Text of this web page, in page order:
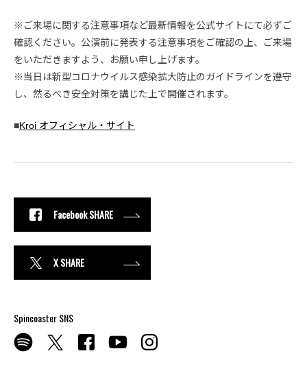
※ご来場に関する注意事項など最新情報を公式サイトにて必ずご
確認ください。公演前に発表する注意事項をご確認の上、ご来場
をいただきますよう、お願い申し上げます。
※当日は新型コロナウイルス感染拡大防止のガイドラインを遵守
し、然るべき安全対策を講じた上で開催されます。
■Kroi オフィシャル・サイト
Facebook SHARE
X SHARE
Spincoaster SNS